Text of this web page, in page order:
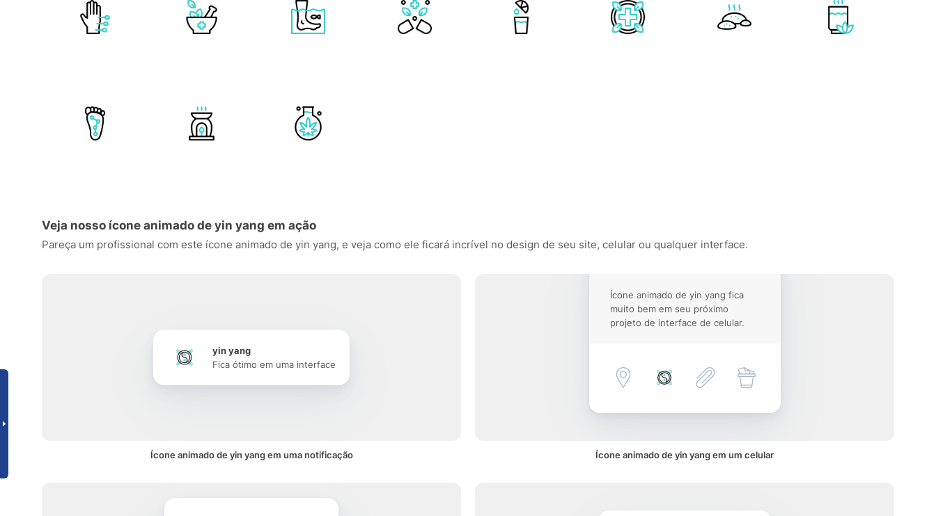
Veja nosso ícone animado de yin yang em ação
Pareça um profissional com este ícone animado de yin yang, e veja como ele ficará incrível no design de seu site, celular ou qualquer interface.
yin yang
Fica ótimo em uma interface
Ícone animado de yin yang em uma notificação
Ícone animado de yin yang fica
muito bem em seu próximo
projeto de interface de celular.
Ícone animado de yin yang em um celular